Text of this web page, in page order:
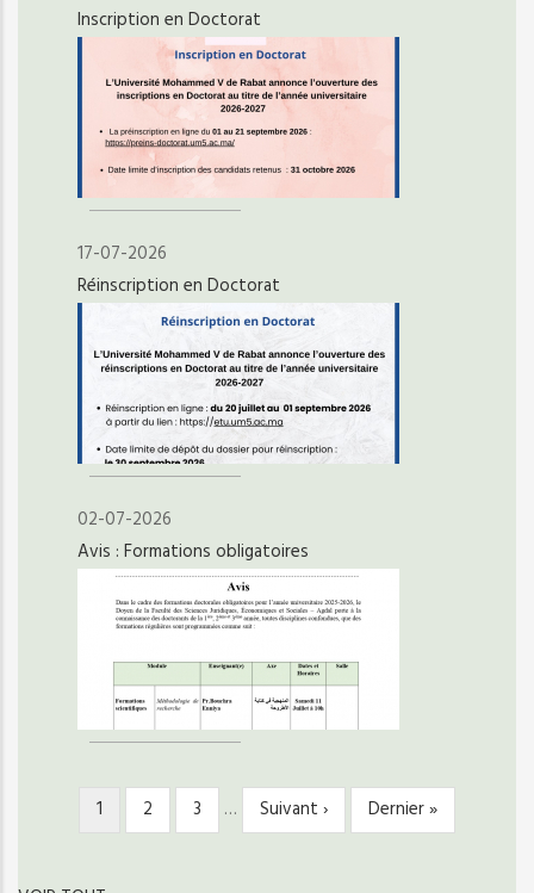
Inscription en Doctorat
17-07-2026
Réinscription en Doctorat
02-07-2026
Avis : Formations obligatoires
PAGINATION
Page
courante
1 Page
2 Page
3 …
Page
suivante
Suivant ›
Dernière
page
Dernier »